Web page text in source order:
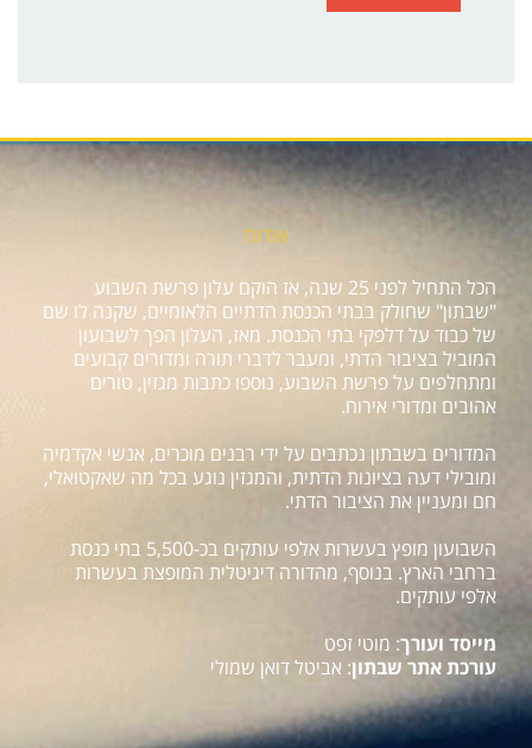
אודות
הכל התחיל לפני 25 שנה, אז הוקם עלון פרשת השבוע
"שבתון" שחולק בבתי הכנסת הדתיים הלאומיים, שקנה לו שם
של כבוד על דלפקי בתי הכנסת. מאז, העלון הפך לשבועון
המוביל בציבור הדתי, ומעבר לדברי תורה ומדורים קבועים
ומתחלפים על פרשת השבוע, נוספו כתבות מגזין, טורים
אהובים ומדורי אירוח.
המדורים בשבתון נכתבים על ידי רבנים מוכרים, אנשי אקדמיה
ומובילי דעה בציונות הדתית, והמגזין נוגע בכל מה שאקטואלי,
חם ומעניין את הציבור הדתי.
השבועון מופץ בעשרות אלפי עותקים בכ-5,500 בתי כנסת
ברחבי הארץ. בנוסף, מהדורה דיגיטלית המופצת בעשרות
אלפי עותקים.
מייסד ועורך: מוטי זפט
עורכת אתר שבתון: אביטל דואן שמולי